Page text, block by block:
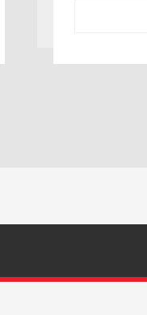
绝缘软管无法